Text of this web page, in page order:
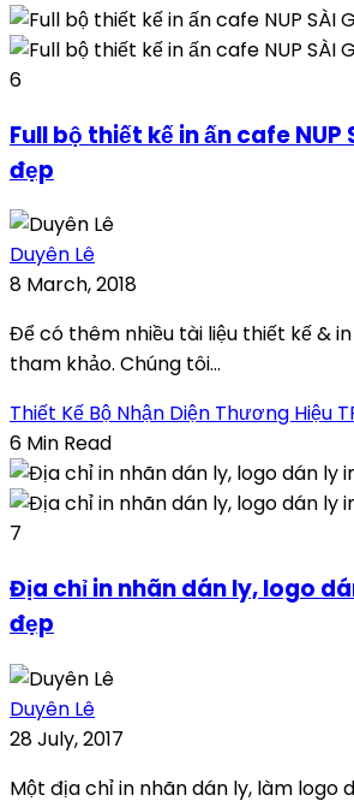
6
Full bộ thiết kế in ấn cafe NUP
đẹp
Duyên Lê
8 March, 2018
Để có thêm nhiều tài liệu thiết kế &
tham khảo. Chúng tôi...
Thiết Kế Bộ Nhận Diện Thương Hiệu
6 Min Read
7
Địa chỉ in nhãn dán ly, logo
đẹp
Duyên Lê
28 July, 2017
Một địa chỉ in nhãn dán ly, làm logo